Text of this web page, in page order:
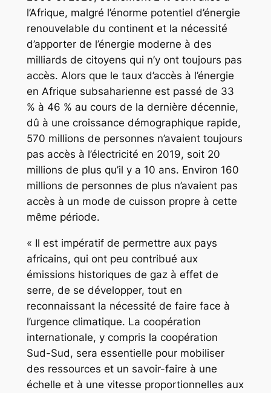
l’Afrique, malgré l’énorme potentiel d’énergie
renouvelable du continent et la nécessité
d’apporter de l’énergie moderne à des
milliards de citoyens qui n’y ont toujours pas
accès. Alors que le taux d’accès à l’énergie
en Afrique subsaharienne est passé de 33
% à 46 % au cours de la dernière décennie,
dû à une croissance démographique rapide,
570 millions de personnes n’avaient toujours
pas accès à l’électricité en 2019, soit 20
millions de plus qu’il y a 10 ans. Environ 160
millions de personnes de plus n’avaient pas
accès à un mode de cuisson propre à cette
même période.
« Il est impératif de permettre aux pays
africains, qui ont peu contribué aux
émissions historiques de gaz à effet de
serre, de se développer, tout en
reconnaissant la nécessité de faire face à
l’urgence climatique. La coopération
internationale, y compris la coopération
Sud-Sud, sera essentielle pour mobiliser
des ressources et un savoir-faire à une
échelle et à une vitesse proportionnelles aux